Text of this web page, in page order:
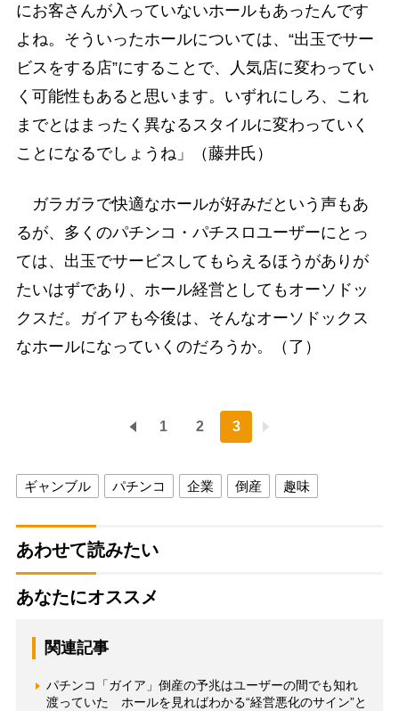
にお客さんが入っていないホールもあったんです
よね。そういったホールについては、“出玉でサー
ビスをする店”にすることで、人気店に変わってい
く可能性もあると思います。いずれにしろ、これ
までとはまったく異なるスタイルに変わっていく
ことになるでしょうね」（藤井氏）
ガラガラで快適なホールが好みだという声もあ
るが、多くのパチンコ・パチスロユーザーにとっ
ては、出玉でサービスしてもらえるほうがありが
たいはずであり、ホール経営としてもオーソドッ
クスだ。ガイアも今後は、そんなオーソドックス
なホールになっていくのだろうか。（了）
1 2 3
ギャンブル パチンコ 企業 倒産 趣味
あわせて読みたい
あなたにオススメ
関連記事
パチンコ「ガイア」倒産の予兆はユーザーの間でも知れ
渡っていた ホールを見ればわかる“経営悪化のサイン”と